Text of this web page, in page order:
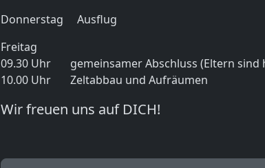
Donnerstag Ausflug
Freitag
09.30 Uhr gemeinsamer Abschluss (Eltern sind
10.00 Uhr Zeltabbau und Aufräumen
Wir freuen uns auf DICH!